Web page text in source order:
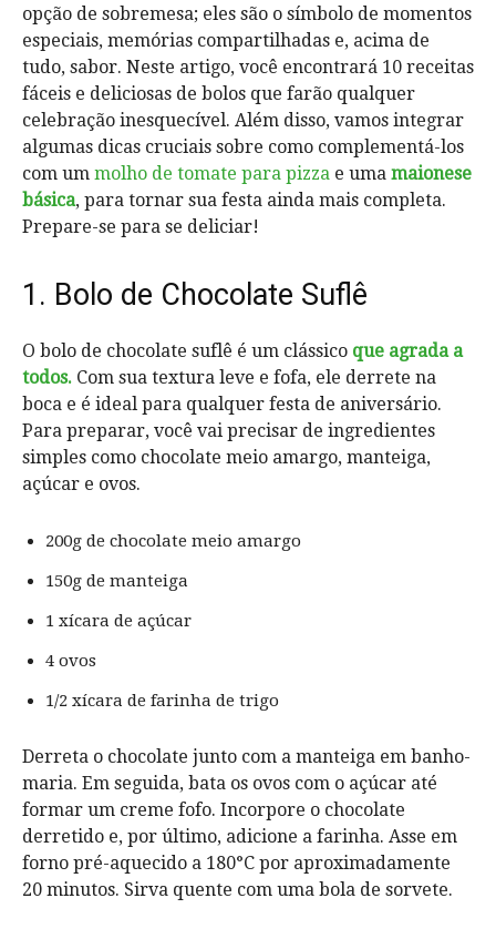
opção de sobremesa; eles são o símbolo de momentos
especiais, memórias compartilhadas e, acima de
tudo, sabor. Neste artigo, você encontrará 10 receitas
fáceis e deliciosas de bolos que farão qualquer
celebração inesquecível. Além disso, vamos integrar
algumas dicas cruciais sobre como complementá-los
com um molho de tomate para pizza e uma maionese
básica, para tornar sua festa ainda mais completa.
Prepare-se para se deliciar!
1. Bolo de Chocolate Suflê
O bolo de chocolate suflê é um clássico que agrada a
todos. Com sua textura leve e fofa, ele derrete na
boca e é ideal para qualquer festa de aniversário.
Para preparar, você vai precisar de ingredientes
simples como chocolate meio amargo, manteiga,
açúcar e ovos.
200g de chocolate meio amargo
150g de manteiga
1 xícara de açúcar
4 ovos
1/2 xícara de farinha de trigo
Derreta o chocolate junto com a manteiga em banho-
maria. Em seguida, bata os ovos com o açúcar até
formar um creme fofo. Incorpore o chocolate
derretido e, por último, adicione a farinha. Asse em
forno pré-aquecido a 180°C por aproximadamente
20 minutos. Sirva quente com uma bola de sorvete.